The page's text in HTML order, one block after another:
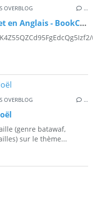
OVERBLOG …
Le lexique de Noël en Français et en Anglais - BookCreator
OVERBLOG …
(genre batawaf,
sur le thème...